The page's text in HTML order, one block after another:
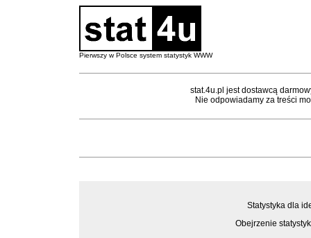
Pierwszy w Polsce system statystyk WWW
stat.4u.pl jest dostawcą
Nie odpowiadamy za treści
Statystyka dla
Obejrzenie